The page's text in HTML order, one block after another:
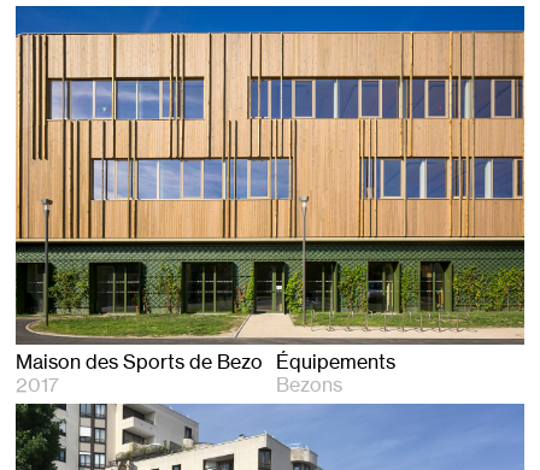
Maison des Sports de Bezons
2017
Équipements
Bezons